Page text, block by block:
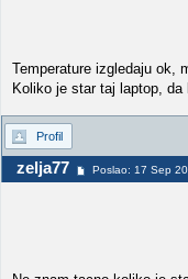
Temperature izgledaju ok,
Koliko je star taj laptop,
Profil
zelja77 Poslao: 17 Sep